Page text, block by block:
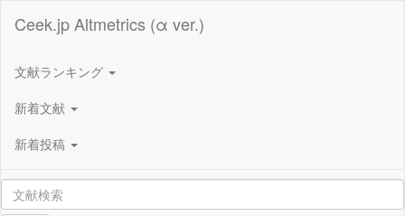
Ceek.jp Altmetrics (α ver.)
文献ランキング
新着文献
新着投稿